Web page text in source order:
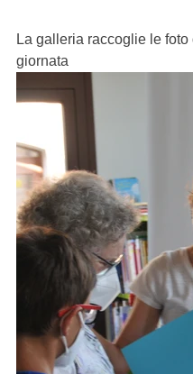
La galleria raccoglie le foto
giornata